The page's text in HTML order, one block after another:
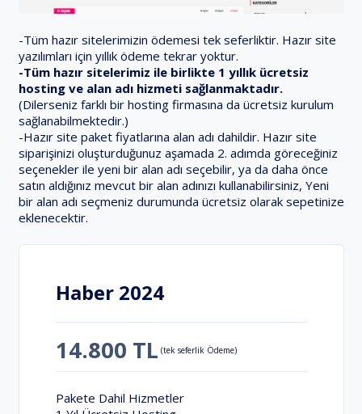
Haber 2024
14.800 TL (tek seferlik Ödeme)
Pakete Dahil Hizmetler
-Tüm hazır sitelerimizin ödemesi tek seferliktir. Hazır site
yazılımları için yıllık ödeme tekrar yoktur.
-Tüm hazır sitelerimiz ile birlikte 1 yıllık ücretsiz
hosting ve alan adı hizmeti sağlanmaktadır.
(Dilerseniz farklı bir hosting firmasına da ücretsiz kurulum
sağlanabilmektedir.)
-Hazır site paket fiyatlarına alan adı dahildir. Hazır site
siparişinizi oluşturduğunuz aşamada 2. adımda göreceğiniz
seçenekler ile yeni bir alan adı seçebilir, ya da daha önce
satın aldığınız mevcut bir alan adınızı kullanabilirsiniz, Yeni
bir alan adı seçmeniz durumunda ücretsiz olarak sepetinize
eklenecektir.